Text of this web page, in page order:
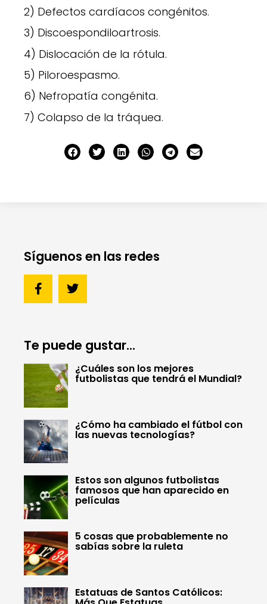
2) Defectos cardíacos congénitos.
3) Discoespondiloartrosis.
4) Dislocación de la rótula.
5) Piloroespasmo.
6) Nefropatía congénita.
7) Colapso de la tráquea.
Síguenos en las redes
Te puede gustar...
¿Cuáles son los mejores
futbolistas que tendrá el Mundial?
¿Cómo ha cambiado el fútbol con
las nuevas tecnologías?
Estos son algunos futbolistas
famosos que han aparecido en
películas
5 cosas que probablemente no
sabías sobre la ruleta
Estatuas de Santos Católicos: